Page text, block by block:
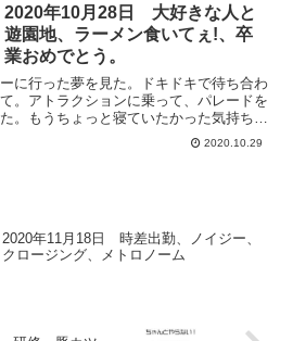
まい。色々と面倒になっ...
2020年10月28日 大好きな人と
遊園地、ラーメン食いてぇ!、卒
業おめでとう。
に行った夢を見た。ドキドキで待ち合わ
。アトラクションに乗って、パレードを
。もうちょっと寝ていたかった気持ちも
と、気持ちが引っ張られる癖が...2020.10.29
2020年11月18日 時差出勤、ノイジー、
クロージング、メトロノーム